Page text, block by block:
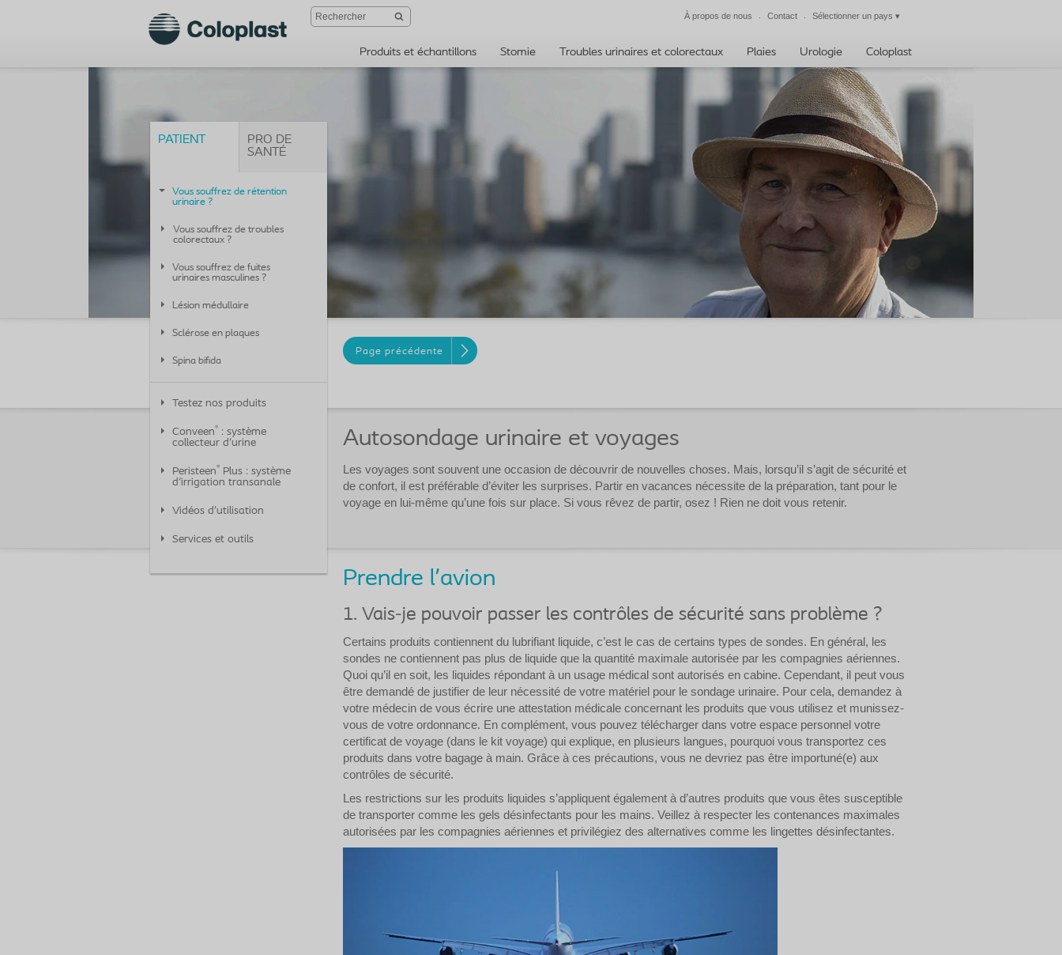
Fermer
À propos de nous Contact Sélectionner un pays ▾
Produits et échantillons Stomie Troubles urinaires et colorectaux Plaies Urologie Coloplast
PATIENT
Vous souffrez de rétention
urinaire ?
Vous souffrez de troubles
colorectaux ?
Vous souffrez de fuites
urinaires masculines ?
Lésion médullaire
Sclérose en plaques
Spina bifida
PRO DE
SANTÉ
Testez nos produits
Conveen®
: système
collecteur d'urine
Peristeen®
Plus : système
d'irrigation transanale
Vidéos d’utilisation
Services et outils
Page précédente
Autosondage urinaire et voyages
Les voyages sont souvent une occasion de découvrir de nouvelles choses. Mais, lorsqu’il s’agit de sécurité et
de confort, il est préférable d’éviter les surprises. Partir en vacances nécessite de la préparation, tant pour le
voyage en lui-même qu’une fois sur place. Si vous rêvez de partir, osez ! Rien ne doit vous retenir.
Prendre l'avion
1. Vais-je pouvoir passer les contrôles de sécurité sans problème ?
Certains produits contiennent du lubrifiant liquide, c’est le cas de certains types de sondes. En général, les
sondes ne contiennent pas plus de liquide que la quantité maximale autorisée par les compagnies aériennes.
Quoi qu’il en soit, les liquides répondant à un usage médical sont autorisés en cabine. Cependant, il peut vous
être demandé de justifier de leur nécessité de votre matériel pour le sondage urinaire. Pour cela, demandez à
votre médecin de vous écrire une attestation médicale concernant les produits que vous utilisez et munissez-
vous de votre ordonnance. En complément, vous pouvez télécharger dans votre espace personnel votre
certificat de voyage (dans le kit voyage) qui explique, en plusieurs langues, pourquoi vous transportez ces
produits dans votre bagage à main. Grâce à ces précautions, vous ne devriez pas être importuné(e) aux
contrôles de sécurité.
Les restrictions sur les produits liquides s’appliquent également à d’autres produits que vous êtes susceptible
de transporter comme les gels désinfectants pour les mains. Veillez à respecter les contenances maximales
autorisées par les compagnies aériennes et privilégiez des alternatives comme les lingettes désinfectantes.